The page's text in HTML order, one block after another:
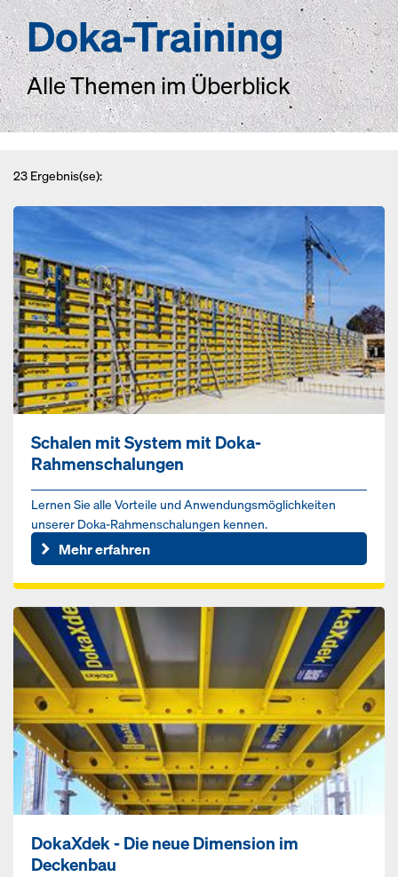
Doka-Training
Alle Themen im Überblick
23 Ergebnis(se):
Schalen mit System mit Doka-
Rahmenschalungen
Lernen Sie alle Vorteile und Anwendungsmöglichkeiten
unserer Doka-Rahmenschalungen kennen.
Mehr erfahren
DokaXdek - Die neue Dimension im
Deckenbau